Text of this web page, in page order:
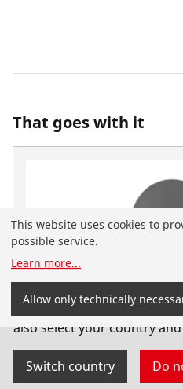
That goes with it
ROTHENBERGER website
also select your country
Switch country Do
This website uses cookies to
possible service.
Learn more...
Allow only technically